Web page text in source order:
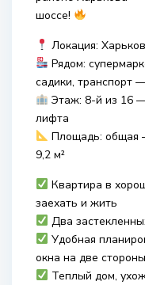
шоссе!
Локация:
Рядом:
садики, транспорт
Этаж: 8-й из 16
лифта
Площадь: общая
9,2 м²
Квартира в
заехать и жить
Два
Удобная
окна на две стороны
Теплый дом,